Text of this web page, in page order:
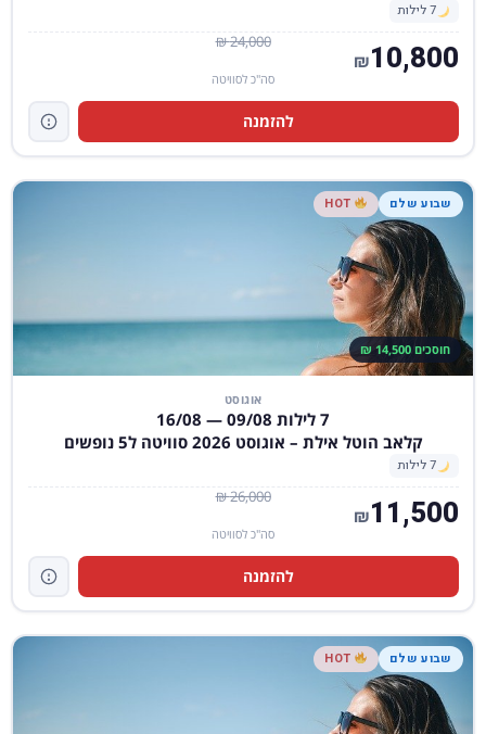
7 לילות
24,000 ₪ 10,800
₪
סה"כ לסוויטה
להזמנה
שבוע שלם
חוסכים 14,500 ₪
אוגוסט
7 לילות 09/08 — 16/08
קלאב הוטל אילת – אוגוסט 2026 סוויטה ל5 נופשים
7 לילות
26,000 ₪ 11,500
₪
סה"כ לסוויטה
להזמנה
שבוע שלם